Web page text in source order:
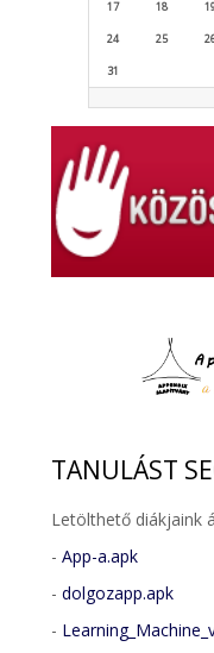
17 18
24 25
31
TANULÁST
Letölthető diákjaink
-App-a.apk
-dolgozapp.apk
-